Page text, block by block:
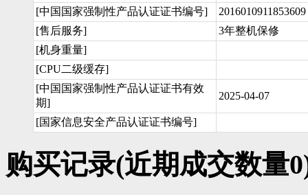
[中国国家强制性产品认证证书编号]
2016010911853609
[售后服务]
3年整机保修
[机身重量]
[CPU二级缓存]
[中国国家强制性产品认证证书有效
期]
2025-04-07
[国家信息安全产品认证证书编号]
购买记录(近期成交数量0